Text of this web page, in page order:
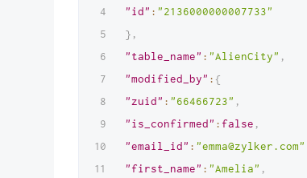
"id" : "2136000000007733"
} ,
"table_name" : "AlienCity" ,
"modified_by" : {
"zuid" : "66466723" ,
"is_confirmed" : false ,
"email_id" : "emma@zylker.com"
"first_name" : "Amelia" ,